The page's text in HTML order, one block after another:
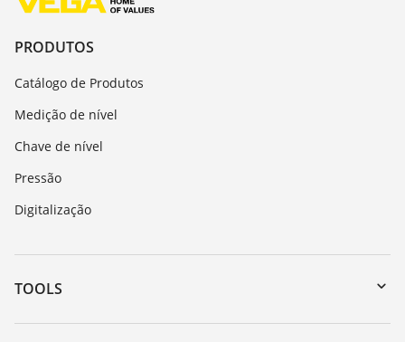
PRODUTOS
Catálogo de Produtos
Medição de nível
Chave de nível
Pressão
Digitalização
TOOLS
Downloads